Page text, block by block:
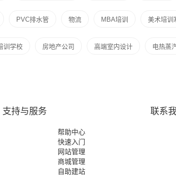
PVC排水管 物流 MBA培训 美术培训
训学校 房地产公司 高端室内设计 电热蒸
支持与服务
帮助中心
快速入门
网站管理
商城管理
自助建站
联系